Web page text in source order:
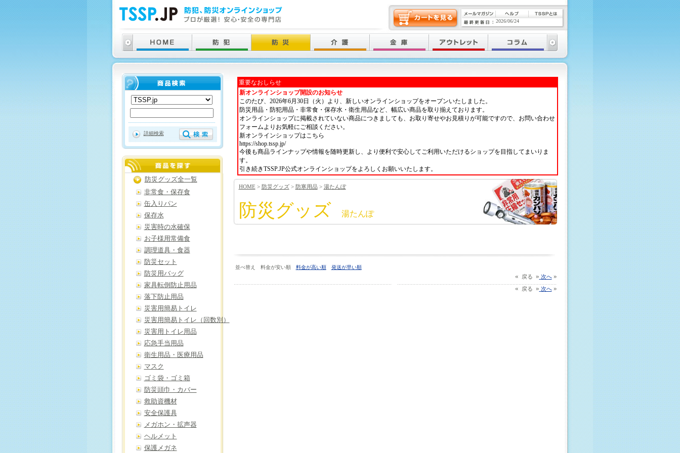
重要なおしらせ
新オンラインショップ開設のお知らせ
このたび、2026年6月30日（火）より、新しいオンラインショップをオープンいたしました。
防災用品・防犯用品・非常食・保存水・衛生用品など、幅広い商品を取り揃えております。
オンラインショップに掲載されていない商品につきましても、お取り寄せやお見積りが可能ですので、お問い合わせ
フォームよりお気軽にご相談ください。
新オンラインショップはこちら
https://shop.tssp.jp/
今後も商品ラインナップや情報を随時更新し、より便利で安心してご利用いただけるショップを目指してまいりま
す。
引き続きTSSP.JP公式オンラインショップをよろしくお願いいたします。
HOME > 防災グッズ> 防寒用品> 湯たんぽ
防災グッズ 湯たんぽ
並べ替え 料金が安い順 料金が高い順 発送が早い順
« 戻る » 次へ»
«
戻る » 次へ»
詳細検索
防災グッズ全一覧
非常食・保存食
缶入りパン
保存水
災害時の水確保
お子様用常備食
調理道具・食器
防災セット
防災用バッグ
家具転倒防止用品
落下防止用品
災害用簡易トイレ
災害用簡易トイレ（回数別）
災害用トイレ用品
応急手当用品
衛生用品・医療用品
マスク
ゴミ袋・ゴミ箱
防災頭巾・カバー
救助資機材
安全保護具
メガホン・拡声器
ヘルメット
保護メガネ
2026/06/24